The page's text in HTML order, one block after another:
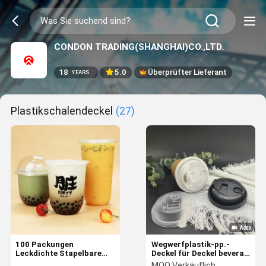
CONDON TRADING(SHANGHAI)CO.,LTD.
18 YEARS 5.0 Überprüfter Lieferant
Plastikschalendeckel (27)
100 Packungen
Leckdichte Stapelbare
Wegwerfplastik-pp.-
Deckel für Deckel beverag
Fleck des Kaffeetasse-